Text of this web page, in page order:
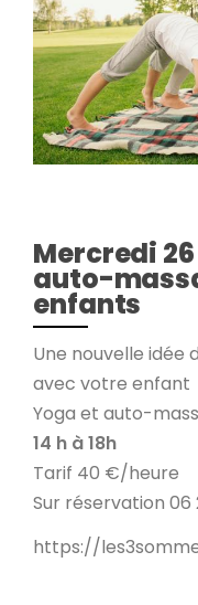
Mercredi
auto-
enfants
Une nouvelle
avec votre enfant
Yoga et auto-
14 h à 18h
Tarif 40 €/heure
Sur réservation 06
https://